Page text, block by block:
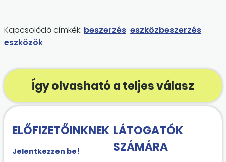
Kapcsolódó címkék: beszerzés eszközbeszerzés
eszközök
Így olvasható a teljes válasz
ELŐFIZETŐINKNEK
Jelentkezzen be!
LÁTOGATÓK
SZÁMÁRA